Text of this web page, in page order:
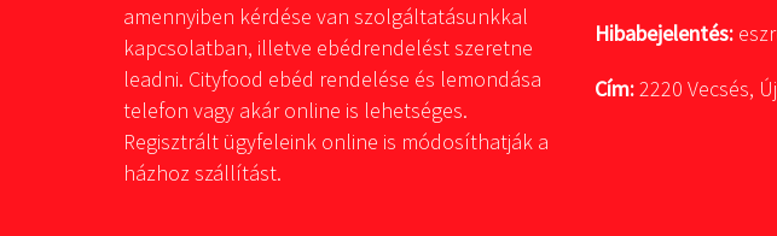
amennyiben kérdése van szolgáltatásunkkal
kapcsolatban, illetve ebédrendelést szeretne
leadni. Cityfood ebéd rendelése és lemondása
telefon vagy akár online is lehetséges.
Regisztrált ügyfeleink online is módosíthatják a
házhoz szállítást.
Hibabejelentés:
Cím:2220 Vecsés,